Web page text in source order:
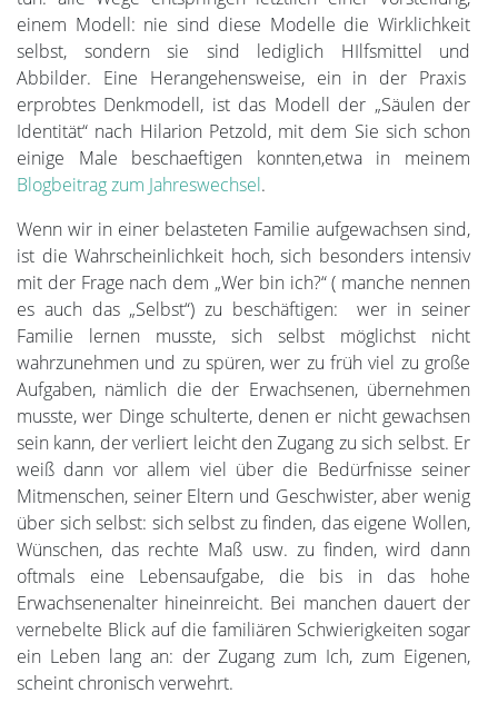
einem Modell: nie sind diese Modelle die Wirklichkeit
selbst, sondern sie sind lediglich HIlfsmittel und
Abbilder. Eine Herangehensweise, ein in der Praxis
erprobtes Denkmodell, ist das Modell der „Säulen der
Identität“ nach Hilarion Petzold, mit dem Sie sich schon
einige Male beschaeftigen konnten,etwa in meinem
Blogbeitrag zum Jahreswechsel.
Wenn wir in einer belasteten Familie aufgewachsen sind,
ist die Wahrscheinlichkeit hoch, sich besonders intensiv
mit der Frage nach dem „Wer bin ich?“ ( manche nennen
es auch das „Selbst“) zu beschäftigen: wer in seiner
Familie lernen musste, sich selbst möglichst nicht
wahrzunehmen und zu spüren, wer zu früh viel zu große
Aufgaben, nämlich die der Erwachsenen, übernehmen
musste, wer Dinge schulterte, denen er nicht gewachsen
sein kann, der verliert leicht den Zugang zu sich selbst. Er
weiß dann vor allem viel über die Bedürfnisse seiner
Mitmenschen, seiner Eltern und Geschwister, aber wenig
über sich selbst: sich selbst zu finden, das eigene Wollen,
Wünschen, das rechte Maß usw. zu finden, wird dann
oftmals eine Lebensaufgabe, die bis in das hohe
Erwachsenenalter hineinreicht. Bei manchen dauert der
vernebelte Blick auf die familiären Schwierigkeiten sogar
ein Leben lang an: der Zugang zum Ich, zum Eigenen,
scheint chronisch verwehrt.